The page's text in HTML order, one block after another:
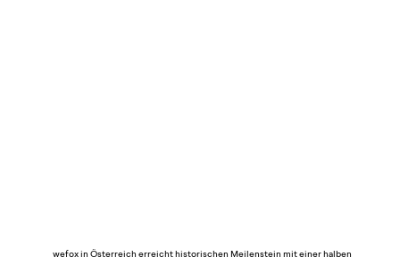
wefox in Österreich erreicht historischen Meilenstein mit einer halben